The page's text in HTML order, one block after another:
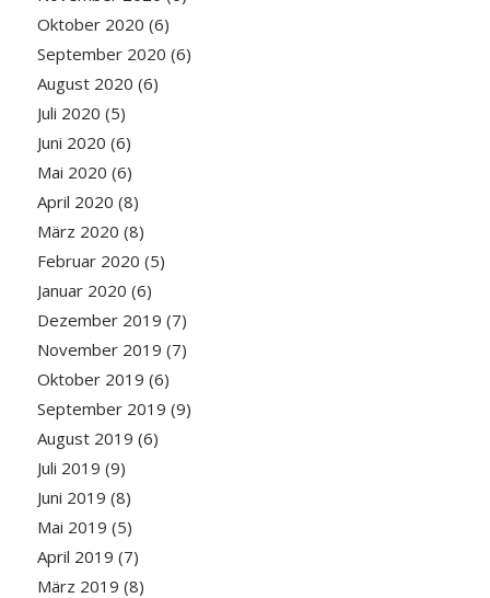
Oktober 2020 (6)
September 2020 (6)
August 2020 (6)
Juli 2020 (5)
Juni 2020 (6)
Mai 2020 (6)
April 2020 (8)
März 2020 (8)
Februar 2020 (5)
Januar 2020 (6)
Dezember 2019 (7)
November 2019 (7)
Oktober 2019 (6)
September 2019 (9)
August 2019 (6)
Juli 2019 (9)
Juni 2019 (8)
Mai 2019 (5)
April 2019 (7)
März 2019 (8)